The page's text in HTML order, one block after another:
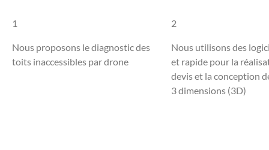
1
Nous proposons le diagnostic des
toits inaccessibles par drone
2
Nous utilisons des
et rapide pour la
devis et la conception
3 dimensions (3D)